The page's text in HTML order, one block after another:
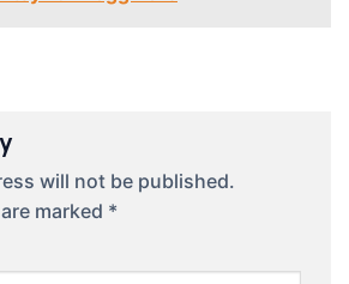
will not be published.
marked *